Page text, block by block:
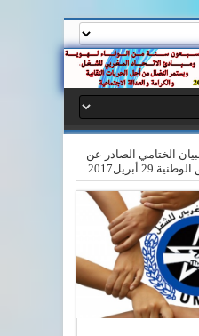
الختامي الصادر عن
أبريل2017